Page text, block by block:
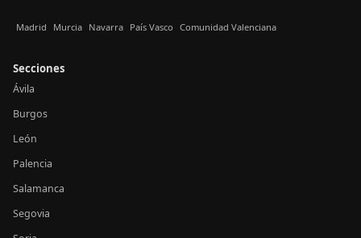
Madrid Murcia Navarra País Vasco Comunidad Valenciana
Secciones
Ávila
Burgos
León
Palencia
Salamanca
Segovia